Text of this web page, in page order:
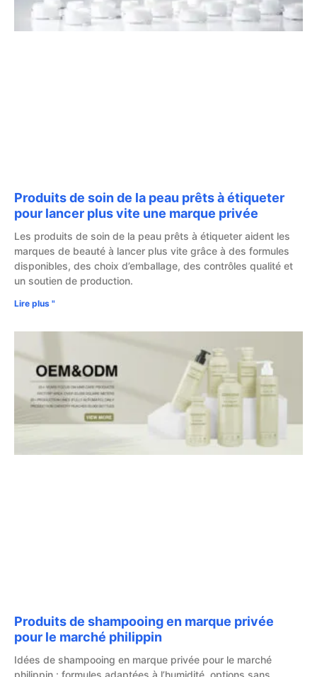
Produits de soin de la peau prêts à étiqueter
pour lancer plus vite une marque privée
Les produits de soin de la peau prêts à étiqueter aident les
marques de beauté à lancer plus vite grâce à des formules
disponibles, des choix d’emballage, des contrôles qualité et
un soutien de production.
Lire plus "
Produits de shampooing en marque privée
pour le marché philippin
Idées de shampooing en marque privée pour le marché
philippin : formules adaptées à l’humidité, options sans